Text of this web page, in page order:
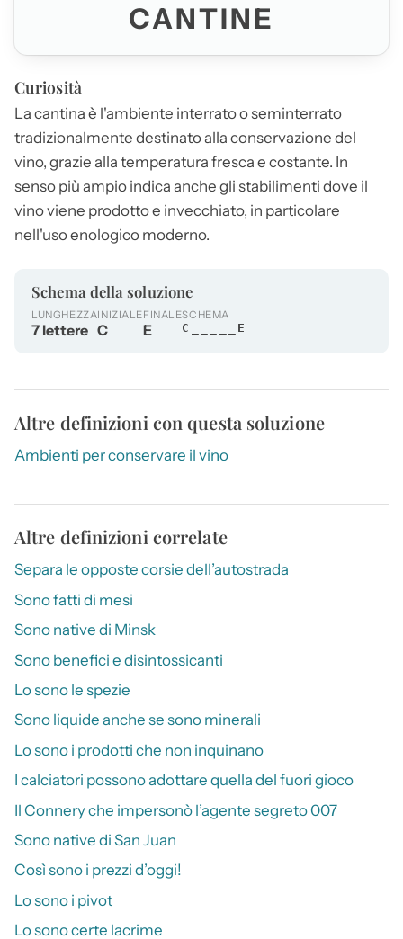
CANTINE
Curiosità
La cantina è l'ambiente interrato o seminterrato
tradizionalmente destinato alla conservazione del
vino, grazie alla temperatura fresca e costante. In
senso più ampio indica anche gli stabilimenti dove il
vino viene prodotto e invecchiato, in particolare
nell'uso enologico moderno.
Schema della soluzione
LUNGHEZZA
7 lettere
INIZIALE
C
FINALE
E
SCHEMA
C_____E
Altre definizioni con questa soluzione
Ambienti per conservare il vino
Altre definizioni correlate
Separa le opposte corsie dell’autostrada
Sono fatti di mesi
Sono native di Minsk
Sono benefici e disintossicanti
Lo sono le spezie
Sono liquide anche se sono minerali
Lo sono i prodotti che non inquinano
I calciatori possono adottare quella del fuori gioco
Il Connery che impersonò l’agente segreto 007
Sono native di San Juan
Così sono i prezzi d’oggi!
Lo sono i pivot
Lo sono certe lacrime